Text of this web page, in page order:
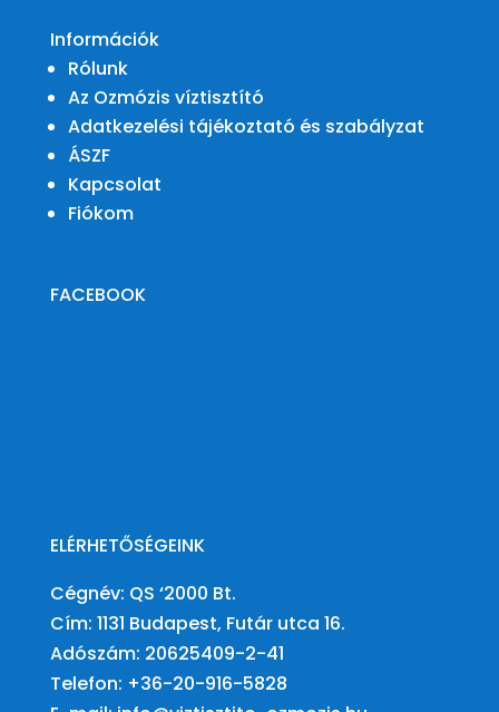
Információk
Rólunk
Az Ozmózis víztisztító
Adatkezelési tájékoztató és szabályzat
ÁSZF
Kapcsolat
Fiókom
FACEBOOK
ELÉRHETŐSÉGEINK
Cégnév: QS ‘2000 Bt.
Cím: 1131 Budapest, Futár utca 16.
Adószám: 20625409-2-41
Telefon: +36-20-916-5828